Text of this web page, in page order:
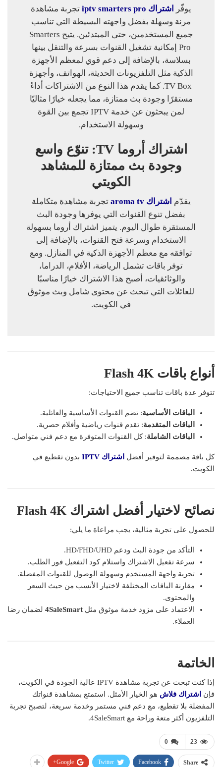
يوفّر اشتراك iptv smarters pro
تجربة مشاهدة
مرنة وسهلة بفضل واجهته البسيطة التي تناسب
جميع المستخدمين، حتى المبتدئين. يتيح Smarters
Pro إمكانية تشغيل القنوات بسرعة والتنقل بينها
بسلاسة، بالإضافة إلى دعم قوي لمعظم الأجهزة
الذكية مثل التلفزيونات الحديثة، الهواتف، وأجهزة
TV Box. كما يقدم هذا النوع من الاشتراكات أداءً
مستقرًا وجودة بث ممتازة، مما يجعله خيارًا مثاليًا
لمن يبحثون عن خدمة IPTV تجمع بين القوة
وسهولة الاستخدام.
اشتراك أروما TV: تنوّع واسع
وجودة بث ممتازة للمشاهد
الكويتي
يقدّم اشتراك aroma tv
تجربة مشاهدة متكاملة
بفضل تنوع القنوات التي يوفرها وجودة البث
المستقرة طوال اليوم. يتميز اشتراك أروما بسهولة
الاستخدام وسرعة فتح القنوات، بالإضافة إلى
توافقه مع معظم الأجهزة الذكية في المنازل. ومع
توفر باقات تشمل الرياضة، الأفلام، الدراما،
والوثائقيات، أصبح هذا الاشتراك خيارًا مناسبًا
للعائلات التي تبحث عن محتوى شامل وبث موثوق
في الكويت.
أنواع باقات Flash 4K
تتوفر عدة باقات تناسب جميع الاحتياجات:
الباقات الأساسية: تضم القنوات الأساسية والعائلية.
الباقات المتقدمة: تقدم قنوات رياضية وأفلام حصرية.
الباقات الشاملة: كل القنوات المتوفرة مع دعم فني متواصل.
كل باقة مصممة لتوفير أفضل اشتراك IPTV
بدون تقطيع في
الكويت.
نصائح لاختيار أفضل اشتراك Flash 4K
للحصول على تجربة مثالية، يجب مراعاة ما يلي:
التأكد من جودة البث ودعم HD/FHD/UHD.
سرعة تفعيل الاشتراك واستلام كود التفعيل فور الطلب.
تجربة واجهة المستخدم وسهولة الوصول للقنوات المفضلة.
مقارنة الباقات المختلفة لاختيار الأنسب من حيث السعر
والمحتوى.
الاعتماد على مزود خدمة موثوق مثل 4SaleSmart لضمان رضا
العملاء.
الخاتمة
إذا كنت تبحث عن تجربة مشاهدة IPTV عالية الجودة في الكويت،
فإن
اشتراك فلاش هو الخيار الأمثل. استمتع بمشاهدة قنواتك
المفضلة بلا تقطيع، مع دعم فني مستمر وخدمة سريعة، لتصبح تجربة
التلفزيون أكثر متعة وراحة مع 4SaleSmart.
0 23
Share
Facebook
Twitter
Google+